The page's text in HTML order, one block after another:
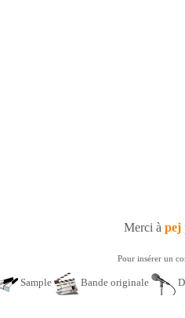
Merci à pej
Pour insérer un
Sample Bande originale